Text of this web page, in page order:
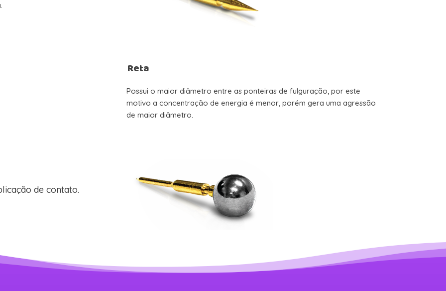
Reta
Possui o maior diâmetro entre as ponteiras de fulguração, por este
motivo a concentração de energia é menor, porém gera uma agressão
de maior diâmetro.
de contato.